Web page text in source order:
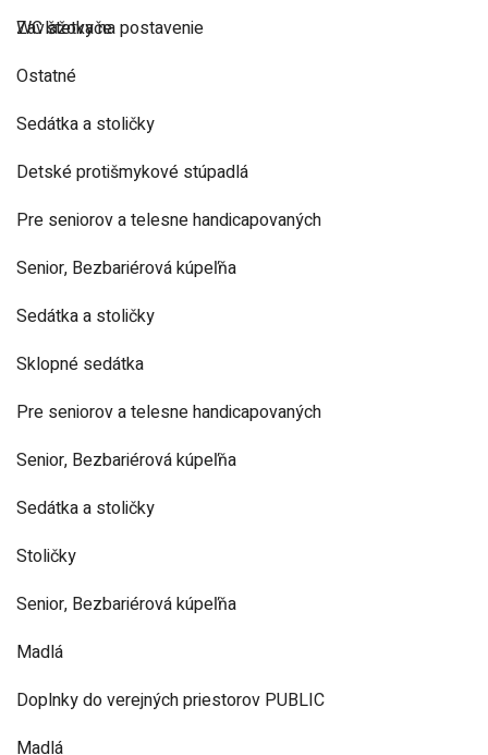
Zavlažovače
WC štetky na postavenie
Ostatné
Sedátka a stoličky
Detské protišmykové stúpadlá
Pre seniorov a telesne handicapovaných
Senior, Bezbariérová kúpeľňa
Sedátka a stoličky
Sklopné sedátka
Pre seniorov a telesne handicapovaných
Senior, Bezbariérová kúpeľňa
Sedátka a stoličky
Stoličky
Senior, Bezbariérová kúpeľňa
Madlá
Doplnky do verejných priestorov PUBLIC
Madlá